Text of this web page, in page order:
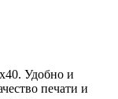
Удобно и
печати и